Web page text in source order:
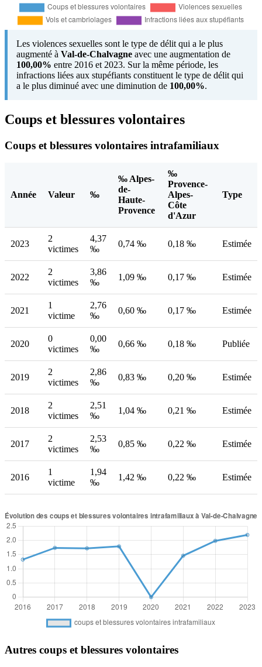
Les violences sexuelles sont le type de délit qui a le plus
augmenté à Val-de-Chalvagne avec une augmentation de
100,00% entre 2016 et 2023. Sur la même période, les
infractions liées aux stupéfiants constituent le type de délit qui
a le plus diminué avec une diminution de 100,00%.
Coups et blessures volontaires
Coups et blessures volontaires intrafamiliaux
Année Valeur ‰
‰ Alpes-
de-
Haute-
Provence
‰
Provence-
Alpes-
Côte
d'Azur
Type
2023
2
victimes
4,37
‰
0,74 ‰ 0,18 ‰ Estimée
2022
2
victimes
3,86
‰
1,09 ‰ 0,17 ‰ Estimée
2021
1
victime
2,76
‰
0,60 ‰ 0,17 ‰ Estimée
2020
0
victimes
0,00
‰
0,66 ‰ 0,18 ‰ Publiée
2019
2
victimes
2,86
‰
0,83 ‰ 0,20 ‰ Estimée
2018
2
victimes
2,51
‰
1,04 ‰ 0,21 ‰ Estimée
2017
2
victimes
2,53
‰
0,85 ‰ 0,22 ‰ Estimée
2016
1
victime
1,94
‰
1,42 ‰ 0,22 ‰ Estimée
Autres coups et blessures volontaires